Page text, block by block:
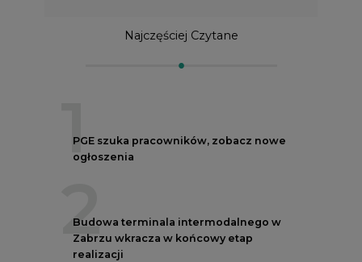
Najczęściej Czytane
1
PGE szuka pracowników, zobacz nowe
ogłoszenia
2
Budowa terminala intermodalnego w
Zabrzu wkracza w końcowy etap
realizacji